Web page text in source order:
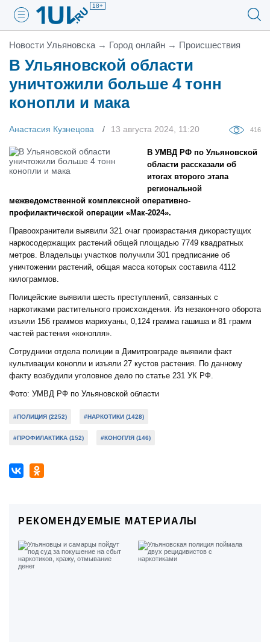
18+
Новости Ульяновска → Город онлайн → Проиcшествия
В Ульяновской области
уничтожили больше 4 тонн
конопли и мака
Анастасия Кузнецова 13 августа 2024, 11:20 416
В УМВД РФ по Ульяновской
области рассказали об
итогах второго этапа
региональной
межведомственной комплексной оперативно-
профилактической операции «Мак-2024».
Правоохранители выявили 321 очаг произрастания дикорастущих
наркосодержащих растений общей площадью 7749 квадратных
метров. Владельцы участков получили 301 предписание об
уничтожении растений, общая масса которых составила 4112
килограммов.
Полицейские выявили шесть преступлений, связанных с
наркотиками растительного происхождения. Из незаконного оборота
изъяли 156 граммов марихуаны, 0,124 грамма гашиша и 81 грамм
частей растения «конопля».
Сотрудники отдела полиции в Димитровграде выявили факт
культивации конопли и изъяли 27 кустов растения. По данному
факту возбудили уголовное дело по статье 231 УК РФ.
Фото: УМВД РФ по Ульяновской области
#ПОЛИЦИЯ (2252) #НАРКОТИКИ (1428)
#ПРОФИЛАКТИКА (152) #КОНОПЛЯ (146)
РЕКОМЕНДУЕМЫЕ МАТЕРИАЛЫ